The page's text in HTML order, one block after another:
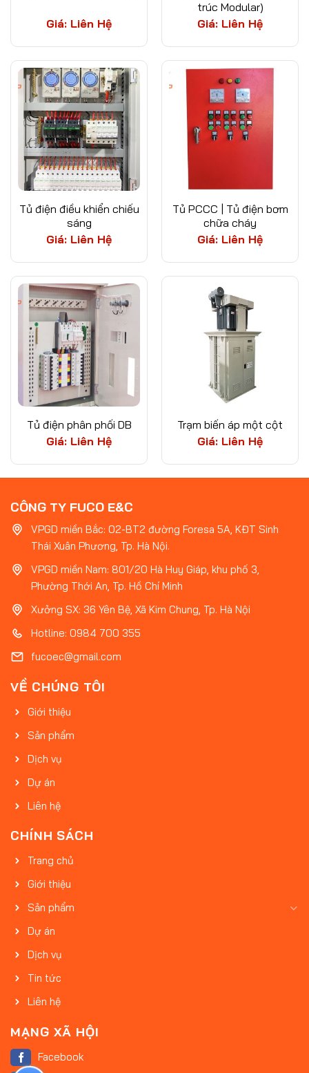
Giá: Liên Hệ
trúc Modular)
Giá: Liên Hệ
Tủ điện điều khiển chiếu
sáng
Giá: Liên Hệ
Tủ PCCC | Tủ điện bơm
chữa cháy
Giá: Liên Hệ
Tủ điện phân phối DB
Giá: Liên Hệ
Trạm biến áp một cột
Giá: Liên Hệ
CÔNG TY FUCO E&C
VPGD miền Bắc: 02-BT2 đường Foresa 5A, KĐT Sinh
Thái Xuân Phương, Tp. Hà Nội.
VPGD miền Nam: 801/20 Hà Huy Giáp, khu phố 3,
Phường Thới An, Tp. Hồ Chí Minh
Xưởng SX: 36 Yên Bệ, Xã Kim Chung, Tp. Hà Nội
Hotline: 0984 700 355
fucoec@gmail.com
VỀ CHÚNG TÔI
Giới thiệu
Sản phẩm
Dịch vụ
Dự án
Liên hệ
CHÍNH SÁCH
Trang chủ
Giới thiệu
Sản phẩm
Dự án
Dịch vụ
Tin tức
Liên hệ
MẠNG XÃ HỘI
Facebook